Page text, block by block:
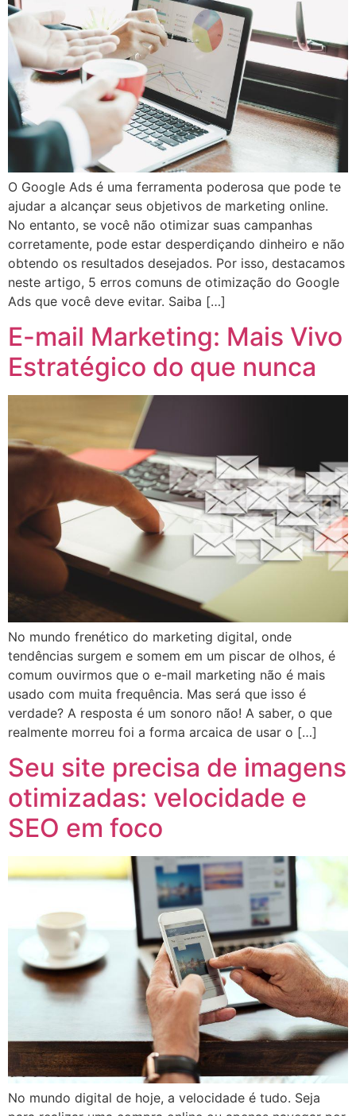
O Google Ads é uma ferramenta poderosa que pode te
ajudar a alcançar seus objetivos de marketing online.
No entanto, se você não otimizar suas campanhas
corretamente, pode estar desperdiçando dinheiro e não
obtendo os resultados desejados. Por isso, destacamos
neste artigo, 5 erros comuns de otimização do Google
Ads que você deve evitar. Saiba […]
E-mail Marketing: Mais Vivo
Estratégico do que nunca
No mundo frenético do marketing digital, onde
tendências surgem e somem em um piscar de olhos, é
comum ouvirmos que o e-mail marketing não é mais
usado com muita frequência. Mas será que isso é
verdade? A resposta é um sonoro não! A saber, o que
realmente morreu foi a forma arcaica de usar o […]
Seu site precisa de imagens
otimizadas: velocidade e
SEO em foco
No mundo digital de hoje, a velocidade é tudo. Seja